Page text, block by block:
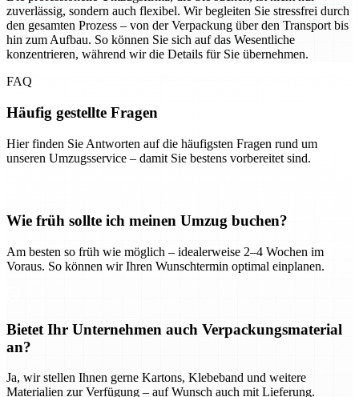
zuverlässig, sondern auch flexibel. Wir begleiten Sie stressfrei durch
den gesamten Prozess – von der Verpackung über den Transport bis
hin zum Aufbau. So können Sie sich auf das Wesentliche
konzentrieren, während wir die Details für Sie übernehmen.
FAQ
Häufig gestellte Fragen
Hier finden Sie Antworten auf die häufigsten Fragen rund um
unseren Umzugsservice – damit Sie bestens vorbereitet sind.
Wie früh sollte ich meinen Umzug buchen?
Am besten so früh wie möglich – idealerweise 2–4 Wochen im
Voraus. So können wir Ihren Wunschtermin optimal einplanen.
Bietet Ihr Unternehmen auch Verpackungsmaterial
an?
Ja, wir stellen Ihnen gerne Kartons, Klebeband und weitere
Materialien zur Verfügung – auf Wunsch auch mit Lieferung.